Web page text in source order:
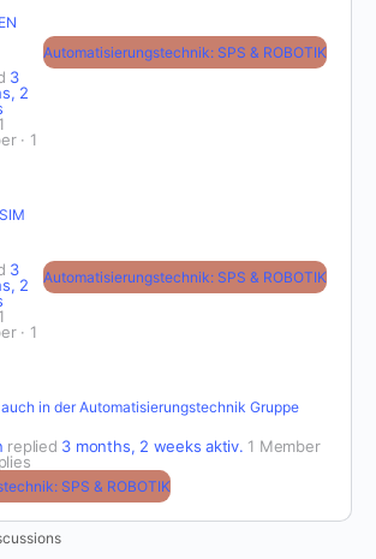
3
2
1
· 1
Automatisierungstechnik: SPS & ROBOTIK
3
2
1
· 1
Automatisierungstechnik: SPS & ROBOTIK
auch in der Automatisierungstechnik Gruppe
replied 3 months, 2 weeks aktiv. 1 Member
SPS & ROBOTIK